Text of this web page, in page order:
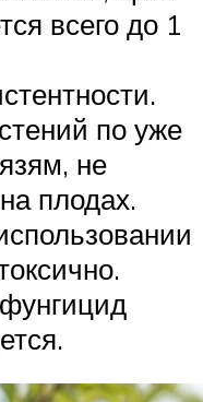
всего до 1
по уже
не
плодах.